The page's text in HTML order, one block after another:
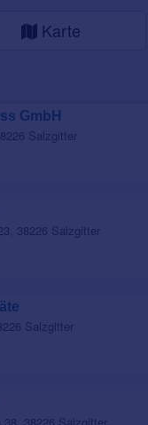
Karte
GmbH
Salzgitter
38226 Salzgitter
Salzgitter